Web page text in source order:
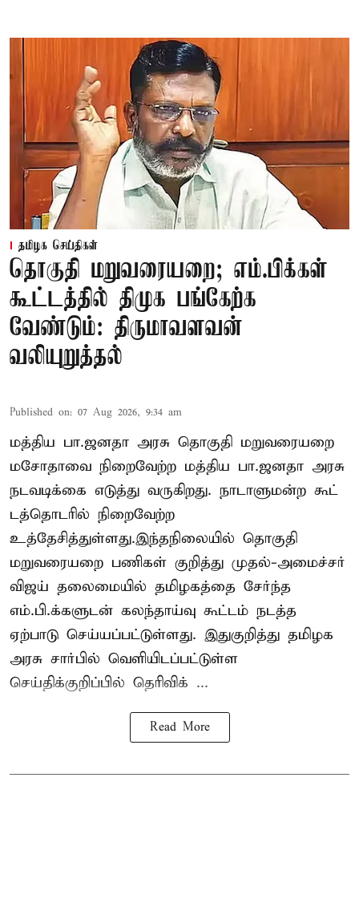
தமிழக செய்திகள்
தொகுதி மறுவரையறை; எம்.பிக்கள்
கூட்டத்தில் திமுக பங்கேற்க
வேண்டும்: திருமாவளவன்
வலியுறுத்தல்
Published on: 07 Aug 2026, 9:34 am
மத்திய பா.ஜனதா அரசு தொகுதி மறுவரையறை
மசோதாவை நிறைவேற்ற மத்திய பா.ஜனதா அரசு
நடவடிக்கை எடுத்து வருகிறது. நாடாளுமன்ற கூட்
டத்தொடரில் நிறைவேற்ற
உத்தேசித்துள்ளது.இந்தநிலையில் தொகுதி
மறுவரையறை பணிகள் குறித்து முதல்-அமைச்சர்
விஜய் தலைமையில் தமிழகத்தை சேர்ந்த
எம்.பி.க்களுடன் கலந்தாய்வு கூட்டம் நடத்த
ஏற்பாடு செய்யப்பட்டுள்ளது. இதுகுறித்து தமிழக
அரசு சார்பில் வெளியிடப்பட்டுள்ள
செய்திக்குறிப்பில் தெரிவிக் ...
Read More